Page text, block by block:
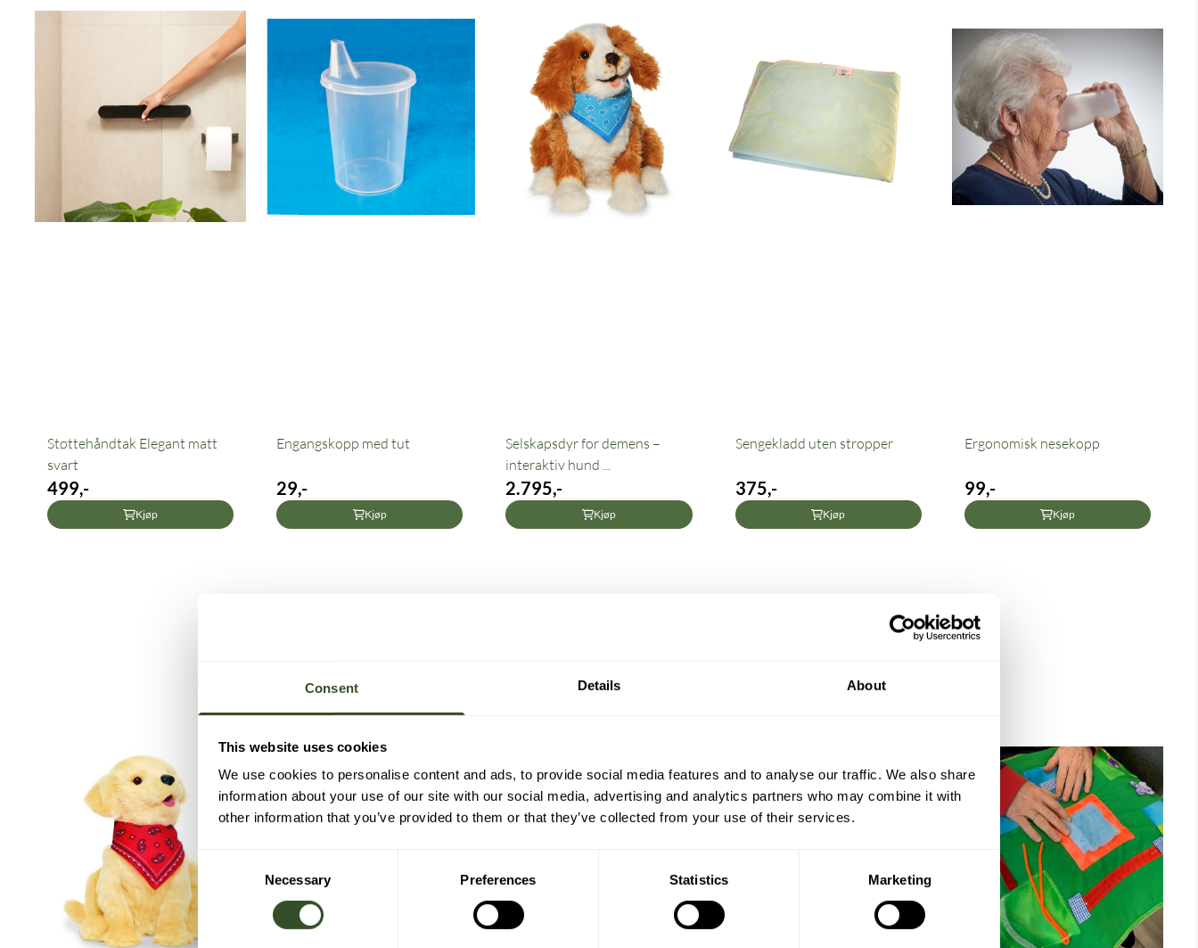
Consent Details About
This website uses cookies
We use cookies to personalise content and ads, to provide social media features and to analyse our traffic. We also share
information about your use of our site with our social media, advertising and analytics partners who may combine it with
other information that you’ve provided to them or that they’ve collected from your use of their services.
Necessary Preferences Statistics Marketing
Støttehåndtak Elegant matt
svart
499,-
Kjøp
Engangskopp med tut
29,-
Kjøp
Selskapsdyr for demens –
interaktiv hund ...
2.795,-
Kjøp
Sengekladd uten stropper
375,-
Kjøp
Ergonomisk nesekopp
99,-
Kjøp